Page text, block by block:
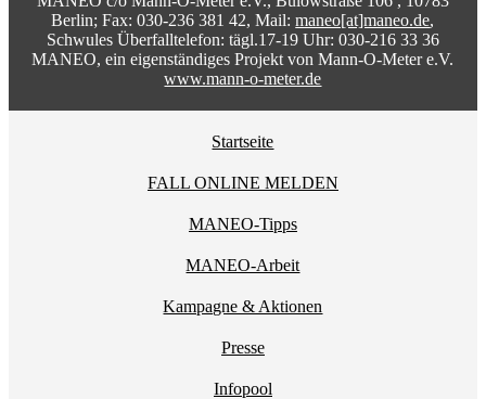
Berlin; Fax: 030-236 381 42, Mail:maneo[at]maneo.de,
Schwules Überfalltelefon: tägl.17-19 Uhr: 030-216 33 36
MANEO, ein eigenständiges Projekt von Mann-O-Meter e.V.
www.mann-o-meter.de
Startseite
FALL ONLINE MELDEN
MANEO-Tipps
MANEO-Arbeit
Kampagne & Aktionen
Presse
Infopool